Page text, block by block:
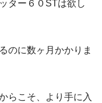
ター６０STは欲し
のに数ヶ月かかりま
らこそ、より手に入